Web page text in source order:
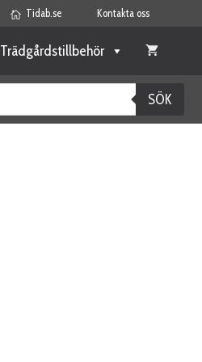
Tidab.se Kontakta oss
Trädgårdstillbehör
SÖK